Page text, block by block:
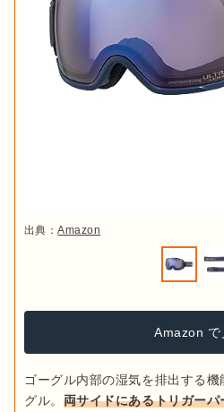
出典：Amazon
Amazon で
ゴーグル内部の湿気を排出する
グル。 両サイドにあるトリガー